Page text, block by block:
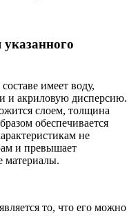
имеет воду,
и акриловую дисперсию.
слоем, толщина
обеспечивается
не
и превышает
материалы.
то, что его можно